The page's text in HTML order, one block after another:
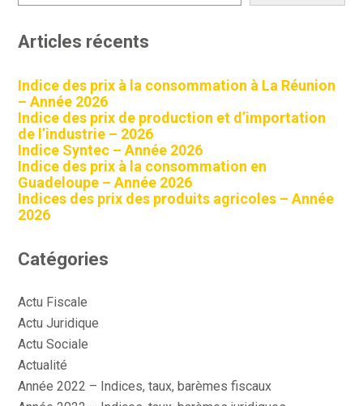
Articles récents
Indice des prix à la consommation à La Réunion
– Année 2026
Indice des prix de production et d’importation
de l’industrie – 2026
Indice Syntec – Année 2026
Indice des prix à la consommation en
Guadeloupe – Année 2026
Indices des prix des produits agricoles – Année
2026
Catégories
Actu Fiscale
Actu Juridique
Actu Sociale
Actualité
Année 2022 – Indices, taux, barèmes fiscaux